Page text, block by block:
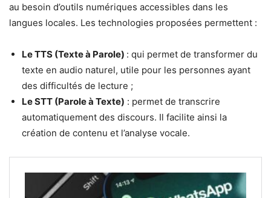
au besoin d’outils numériques accessibles dans les
langues locales. Les technologies proposées permettent :
Le TTS (Texte à Parole) : qui permet de transformer du
texte en audio naturel, utile pour les personnes ayant
des difficultés de lecture ;
Le STT (Parole à Texte) : permet de transcrire
automatiquement des discours. Il facilite ainsi la
création de contenu et l’analyse vocale.